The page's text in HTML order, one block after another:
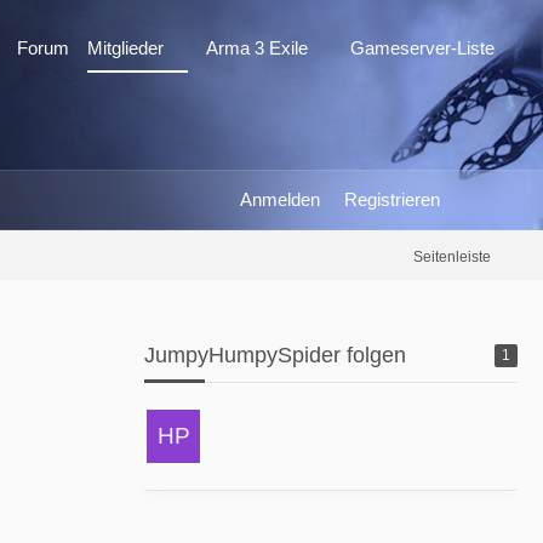
Forum Mitglieder Arma 3 Exile Gameserver-Liste
Anmelden Registrieren
Seitenleiste
JumpyHumpySpider folgen 1